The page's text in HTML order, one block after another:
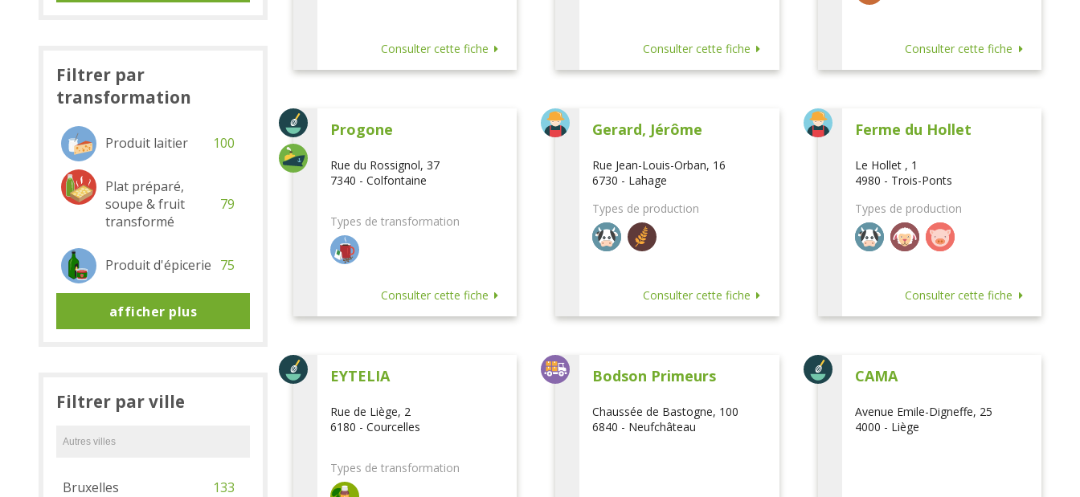
Consulter cette fiche Consulter cette fiche Consulter cette fiche
Progone
Rue du Rossignol, 37
7340 - Colfontaine
Types de transformation
Consulter cette fiche
Gerard, Jérôme
Rue Jean-Louis-Orban, 16
6730 - Lahage
Types de production
Consulter cette fiche
Ferme du Hollet
Le Hollet , 1
4980 - Trois-Ponts
Types de production
Consulter cette fiche
EYTELIA
Rue de Liège, 2
6180 - Courcelles
Types de transformation
Bodson Primeurs
Chaussée de Bastogne, 100
6840 - Neufchâteau
CAMA
Avenue Emile-Digneffe, 25
4000 - Liège
Filtrer par
transformation
Produit laitier 100
Plat préparé,
soupe & fruit
transformé
79
Produit d'épicerie 75
afficher plus
Filtrer par ville
Bruxelles
133